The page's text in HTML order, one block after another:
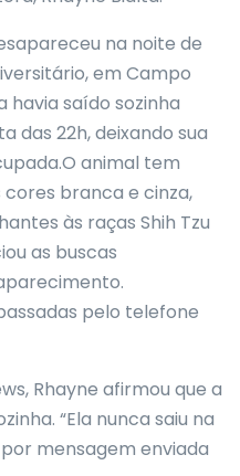
na noite de
em Campo
havia saído sozinha
das 22h, deixando sua
animal tem
branca e cinza,
às raças Shih Tzu
as buscas
pelo telefone
Rhayne afirmou que a
“Ela nunca saiu na
mensagem enviada